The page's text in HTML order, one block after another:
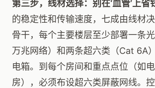
第三步，线材选择：别在‘血管’上省
的稳定性和传输速度，七成由线材
骨干，每个主要楼层至少部署一条
万兆网络）和两条超六类（Cat 6A
电箱。到每个房间和重点点位（如
房），必须布设超六类屏蔽网线。